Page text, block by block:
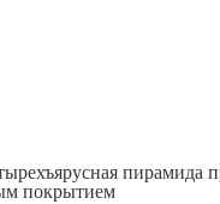
пирамида
покрытием